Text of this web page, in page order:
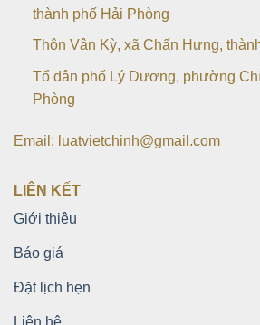
thành phố Hải Phòng
Thôn Vân Kỳ, xã Chấn Hưng,
Tổ dân phố Lý Dương, phường
Phòng
Email: luatvietchinh@gmail.com
LIÊN KẾT
Giới thiệu
Báo giá
Đặt lịch hẹn
Liên hệ